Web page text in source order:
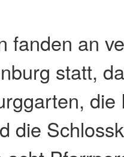
fanden an
statt,
die